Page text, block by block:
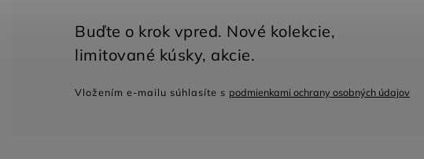
Vložením e-mailu súhlasíte s podmienkami ochrany osobných údajov